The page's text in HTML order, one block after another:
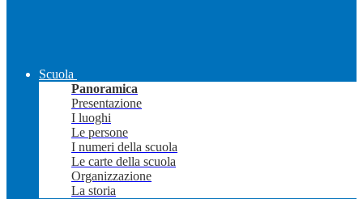
Scuola
Panoramica
Presentazione
I luoghi
Le persone
I numeri della scuola
Le carte della scuola
Organizzazione
La storia